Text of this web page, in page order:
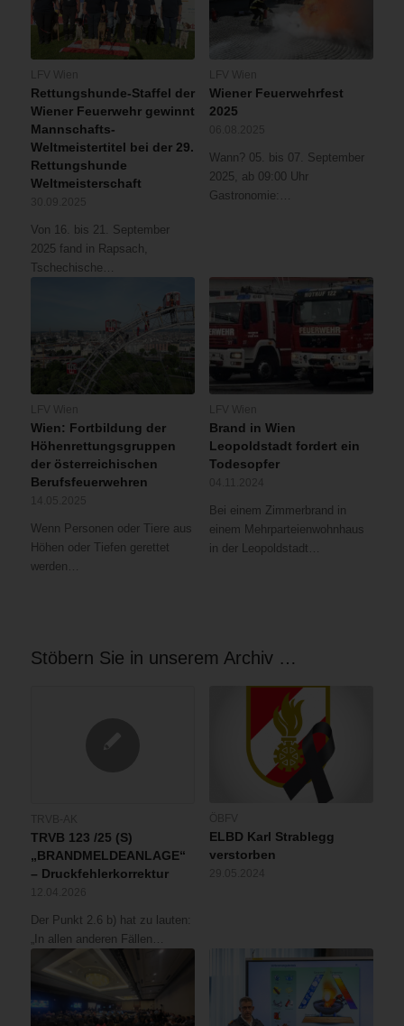
Rettungshunde-Staffel der
Wiener Feuerwehr gewinnt
Mannschafts-
Weltmeistertitel bei der 29.
Rettungshunde
Weltmeisterschaft
Von 16. bis 21. September
2025 fand in Rapsach,
Tschechische…
Wiener Feuerwehrfest
2025
Wann? 05. bis 07. September
2025, ab 09:00 Uhr
Gastronomie:…
Wien: Fortbildung der
Höhenrettungsgruppen
der österreichischen
Berufsfeuerwehren
Wenn Personen oder Tiere aus
Höhen oder Tiefen gerettet
werden…
Brand in Wien
Leopoldstadt fordert ein
Todesopfer
Bei einem Zimmerbrand in
einem Mehrparteienwohnhaus
in der Leopoldstadt…
Stöbern Sie in unserem Archiv …
TRVB 123 /25 (S)
„BRANDMELDEANLAGE“
– Druckfehlerkorrektur
Der Punkt 2.6 b) hat zu lauten:
„In allen anderen Fällen…
ELBD Karl Strablegg
verstorben